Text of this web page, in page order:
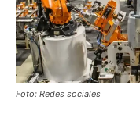
Foto: Redes sociales